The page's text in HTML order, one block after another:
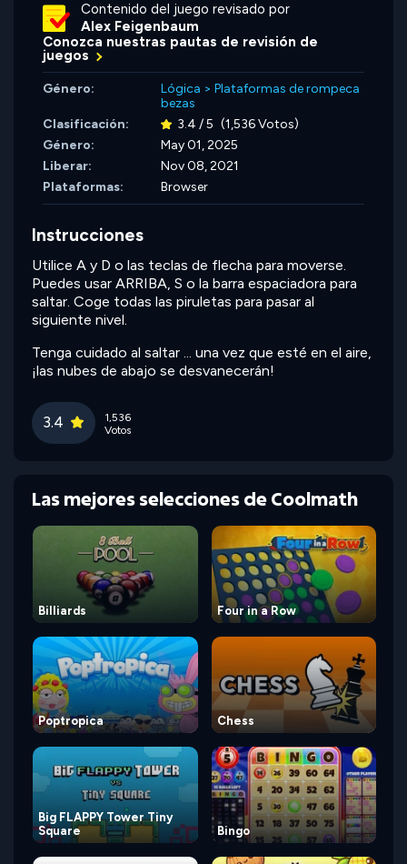
Contenido del juego revisado por
Alex Feigenbaum
Conozca nuestras pautas de revisión de
juegos
Género: Lógica > Plataformas de rompeca
bezas
Clasificación:
3.4 / 5 (1,536 Votos)
Género:
May 01, 2025
Liberar:
Nov 08, 2021
Plataformas:
Browser
Instrucciones
Utilice A y D o las teclas de flecha para moverse.
Puedes usar ARRIBA, S o la barra espaciadora para
saltar. Coge todas las piruletas para pasar al
siguiente nivel.
Tenga cuidado al saltar ... una vez que esté en el aire,
¡las nubes de abajo se desvanecerán!
3.4
1,536
Votos
Las mejores selecciones de Coolmath
Billiards Four in a Row
Poptropica Chess
Big FLAPPY Tower Tiny
Square
Bingo